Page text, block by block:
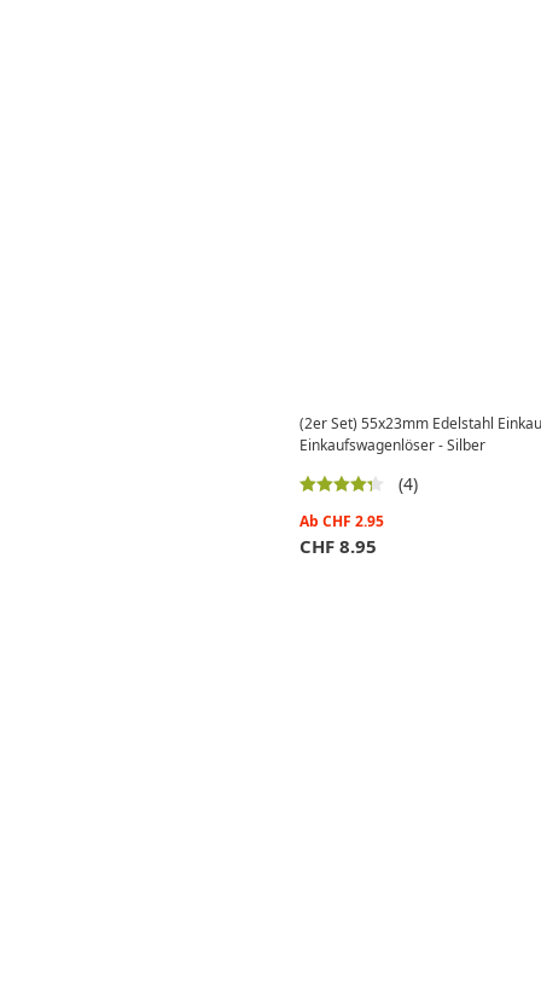
(2er Set) 55x23mm Edelstahl
Einkaufswagenlöser - Silber
(4)
Ab CHF 2.95
CHF 8.95